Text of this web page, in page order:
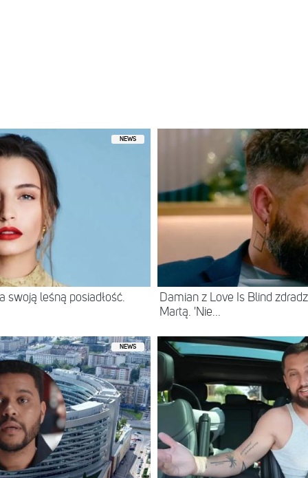
NEWS
leśną posiadłość.
Damian z Love Is Blind
Martą. 'Nie...
NEWS